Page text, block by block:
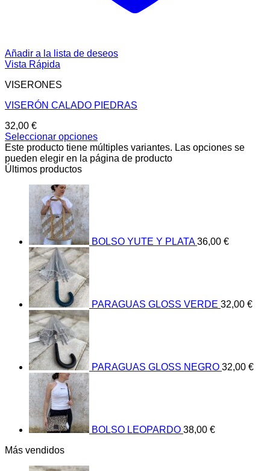
Añadir a la lista de deseos
Vista Rápida
VISERONES
VISERÓN CALADO PIEDRAS
32,00 €
Seleccionar opciones
Este producto tiene múltiples variantes. Las opciones se
pueden elegir en la página de producto
Últimos productos
BOLSO YUTE Y PLATA 36,00 €
PARAGUAS GLOSS VERDE 32,00 €
PARAGUAS GLOSS NEGRO 32,00 €
BOLSO LEOPARDO 38,00 €
Más vendidos